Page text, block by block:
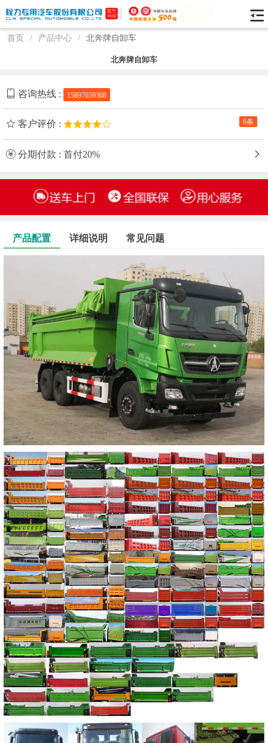
首页 / 产品中心 / 北奔牌自卸车
北奔牌自卸车
咨询热线 : 15897659308
6条
客户评价 :
分期付款 : 首付20%
产品配置 详细说明 常见问题